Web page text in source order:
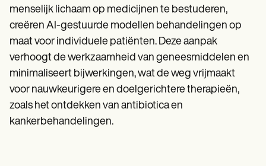
menselijk lichaam op medicijnen te bestuderen,
creëren AI-gestuurde modellen behandelingen op
maat voor individuele patiënten. Deze aanpak
verhoogt de werkzaamheid van geneesmiddelen en
minimaliseert bijwerkingen, wat de weg vrijmaakt
voor nauwkeurigere en doelgerichtere therapieën,
zoals het ontdekken van antibiotica en
kankerbehandelingen.